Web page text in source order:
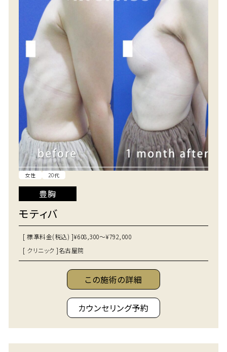
女性 20代
豊胸
モティバ
[ 標準料金(税込) ]¥608,300～¥792,000
[ クリニック ]名古屋院
この施術の詳細
カウンセリング予約